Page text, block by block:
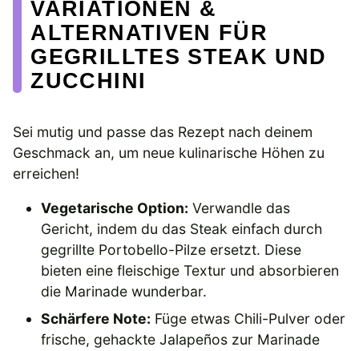
VARIATIONEN &
ALTERNATIVEN FÜR
GEGRILLTES STEAK UND
ZUCCHINI
Sei mutig und passe das Rezept nach deinem
Geschmack an, um neue kulinarische Höhen zu
erreichen!
Vegetarische Option: Verwandle das
Gericht, indem du das Steak einfach durch
gegrillte Portobello-Pilze ersetzt. Diese
bieten eine fleischige Textur und absorbieren
die Marinade wunderbar.
Schärfere Note: Füge etwas Chili-Pulver oder
frische, gehackte Jalapeños zur Marinade